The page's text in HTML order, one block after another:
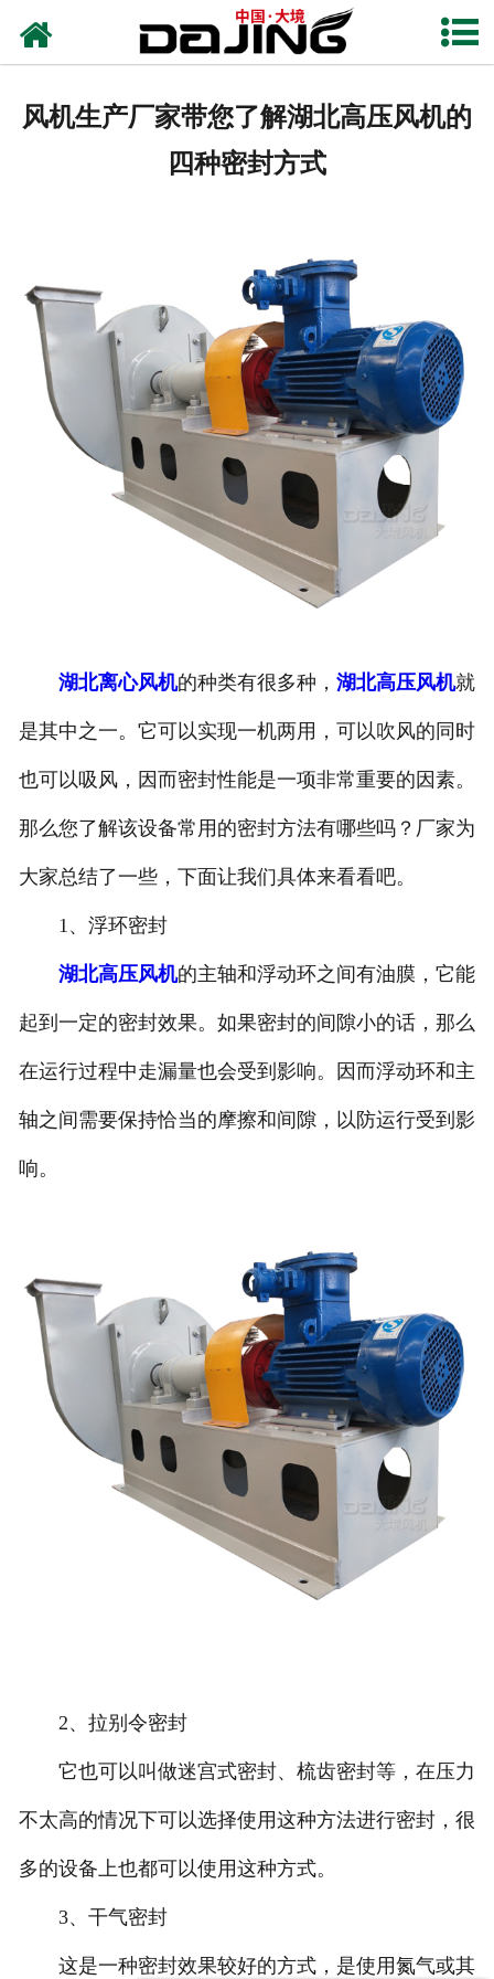
网站首页
风机知识
新闻中心
联系我们
风机生产厂家带您了解湖北高压风机的
四种密封方式
湖北离心风机的种类有很多种， 湖北高压风机就
是其中之一。它可以实现一机两用，可以吹风的同时
也可以吸风，因而密封性能是一项非常重要的因素。
那么您了解该设备常用的密封方法有哪些吗？厂家为
大家总结了一些，下面让我们具体来看看吧。
1、浮环密封
湖北高压风机的主轴和浮动环之间有油膜，它能
起到一定的密封效果。如果密封的间隙小的话，那么
在运行过程中走漏量也会受到影响。因而浮动环和主
轴之间需要保持恰当的摩擦和间隙，以防运行受到影
响。
2、拉别令密封
它也可以叫做迷宫式密封、梳齿密封等，在压力
不太高的情况下可以选择使用这种方法进行密封，很
多的设备上也都可以使用这种方式。
3、干气密封
这是一种密封效果较好的方式，是使用氮气或其